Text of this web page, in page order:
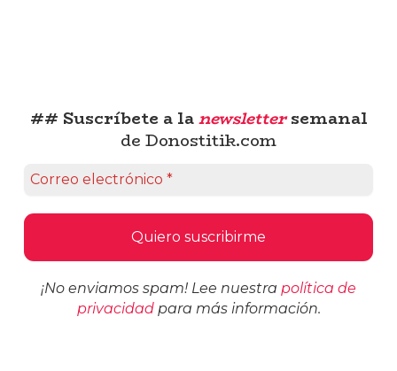
## Suscríbete a lanewslettersemanal
de Donostitik.com
¡No enviamos spam! Lee nuestra política de
privacidadpara más información.